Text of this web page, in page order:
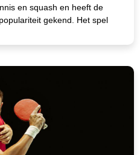
en squash en heeft de
gekend. Het spel